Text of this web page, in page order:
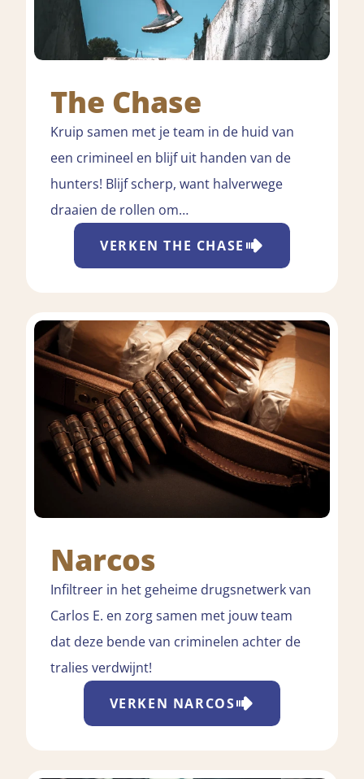
The Chase
Kruip samen met je team in de huid van
een crimineel en blijf uit handen van de
hunters! Blijf scherp, want halverwege
draaien de rollen om…
VERKENTHE CHASE
Narcos
Infiltreer in het geheime drugsnetwerk van
Carlos E. en zorg samen met jouw team
dat deze bende van criminelen achter de
tralies verdwijnt!
VERKEN NARCOS